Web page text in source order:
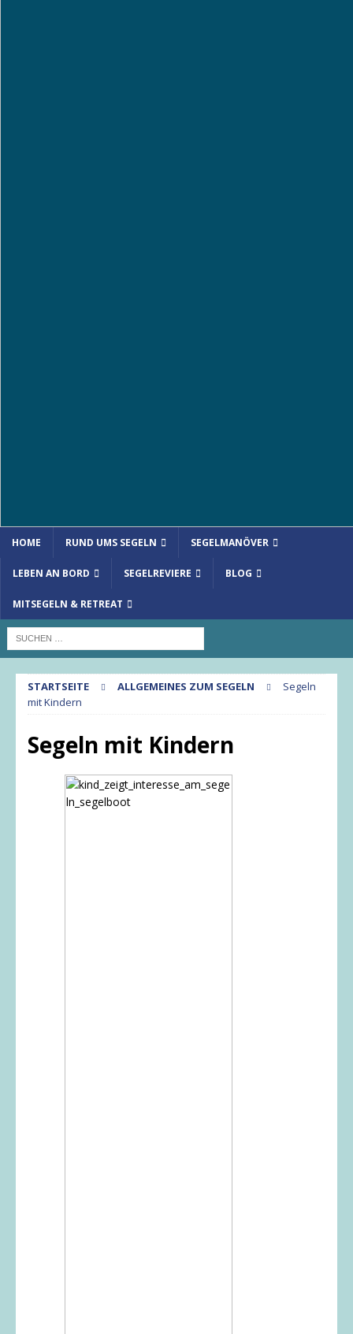
HOME RUND UMS SEGELN SEGELMANÖVER
LEBEN AN BORD SEGELREVIERE BLOG
MITSEGELN & RETREAT
STARTSEITE ALLGEMEINES ZUM SEGELN
Segeln
mit Kindern
Segeln mit Kindern